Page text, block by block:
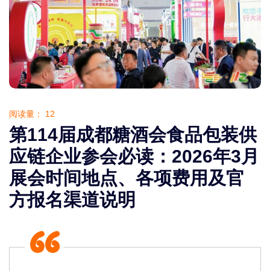
阅读量： 12
第114届成都糖酒会食品包装供
应链企业参会必读：2026年3月
展会时间地点、各项费用及官
方报名渠道说明